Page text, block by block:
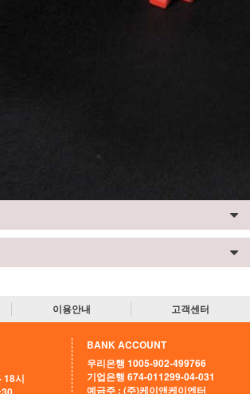
이용안내 고객센터
18시
BANK ACCOUNT
우리은행 1005-902-499766
기업은행 674-011299-04-031
예금주 : (주)케이앤케이엔터